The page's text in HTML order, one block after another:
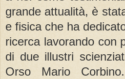
grande attualità, è
e fisica che ha
ricerca lavorando con
di due illustri
Orso Mario